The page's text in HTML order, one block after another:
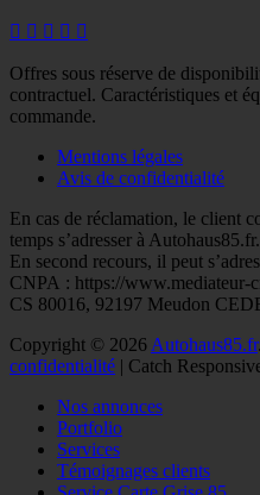
Facebook
Googleplus
E- Instagram
Offres sous réserve de
contractuel. Caractéristiques et
commande.
Mentions légales
Avis de confidentialité
En cas de réclamation, le client
temps s’adresser à Autohaus85.fr.
En second recours, il peut
CNPA : https://www.mediateur-
CS 80016, 92197 Meudon
Copyright © 2026Autohaus85.fr
confidentialité | Catch
remonterNos annonces
Portfolio
Services
Témoignages clients